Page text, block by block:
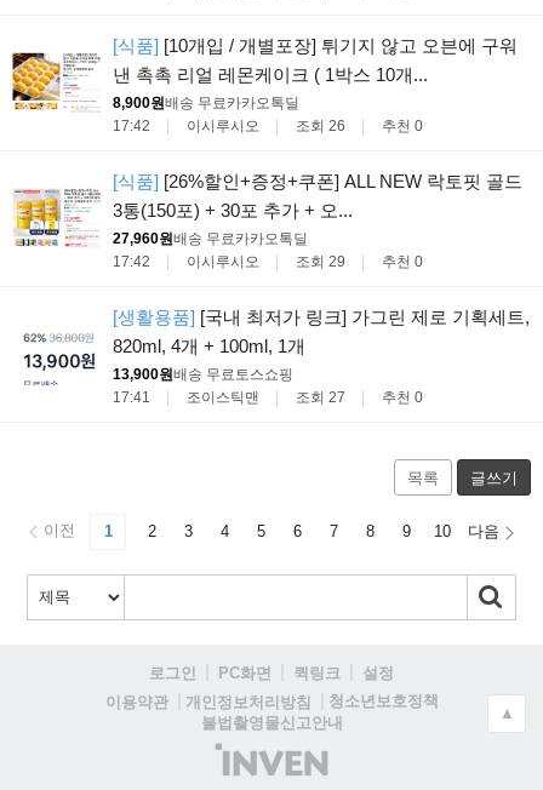
[식품] [10개입 / 개별포장] 튀기지 않고 오븐에 구워
낸 촉촉 리얼 레몬케이크 ( 1박스 10개...
8,900원배송 무료카카오톡딜
17:42
이시루시오 조회 26 추천 0
[식품] [26%할인+증정+쿠폰] ALL NEW 락토핏 골드
3통(150포) + 30포 추가 + 오...
27,960원배송 무료카카오톡딜
17:42
이시루시오 조회 29 추천 0
[생활용품] [국내 최저가 링크] 가그린 제로 기획세트,
820ml, 4개 + 100ml, 1개
13,900원배송 무료토스쇼핑
17:41
조이스틱맨 조회 27 추천 0
목록 글쓰기
이전 1 2 3 4 5 6 7 8 9 10 다음
로그인 PC화면 퀵링크
설정
이용약관
개인정보처리방침
청소년보호정책
불법촬영물신고안내
(주)
인
▲